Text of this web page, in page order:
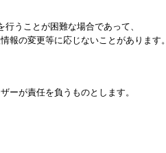
うことが困難な場合であって、
報の変更等に応じないことがあります。
ーが責任を負うものとします。